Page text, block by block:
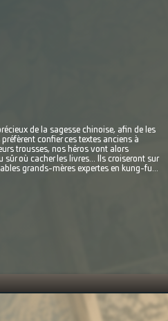
de la sagesse chinoise, afin de les
confier ces textes anciens à
trousses, nos héros vont alors
où cacher les livres... Ils croiseront sur
grands-mères expertes en kung-fu...